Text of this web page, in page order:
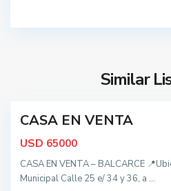
Similar
CASA EN VENTA
USD 65000
CASA EN VENTA – BALCARCE
Municipal Calle 25 e/ 34 y 36, a ...
,
B
l
c